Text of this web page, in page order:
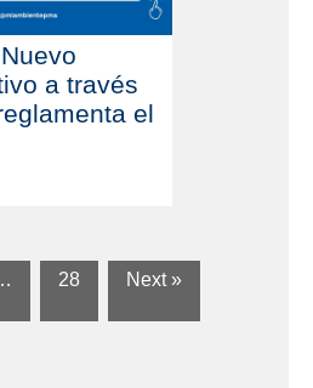
a través
el
28 Next »